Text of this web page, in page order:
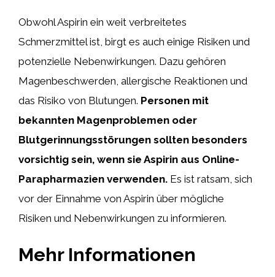
Obwohl Aspirin ein weit verbreitetes
Schmerzmittel ist, birgt es auch einige Risiken und
potenzielle Nebenwirkungen. Dazu gehören
Magenbeschwerden, allergische Reaktionen und
das Risiko von Blutungen. Personen mit
bekannten Magenproblemen oder
Blutgerinnungsstörungen sollten besonders
vorsichtig sein, wenn sie Aspirin aus Online-
Parapharmazien verwenden. Es ist ratsam, sich
vor der Einnahme von Aspirin über mögliche
Risiken und Nebenwirkungen zu informieren.
Mehr Informationen